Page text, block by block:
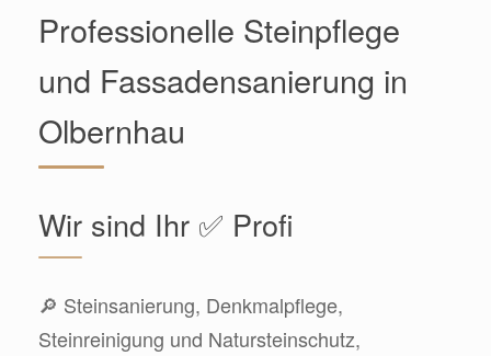
Professionelle Steinpflege
und Fassadensanierung in
Olbernhau
Wir sind Ihr ✅ Profi
🔎 Steinsanierung, Denkmalpflege,
Steinreinigung und Natursteinschutz,